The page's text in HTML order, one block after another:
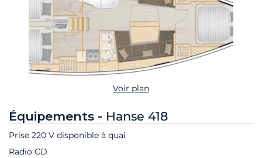
Voir plan
Équipements - Hanse 418
Prise 220 V disponible à quai
Radio CD